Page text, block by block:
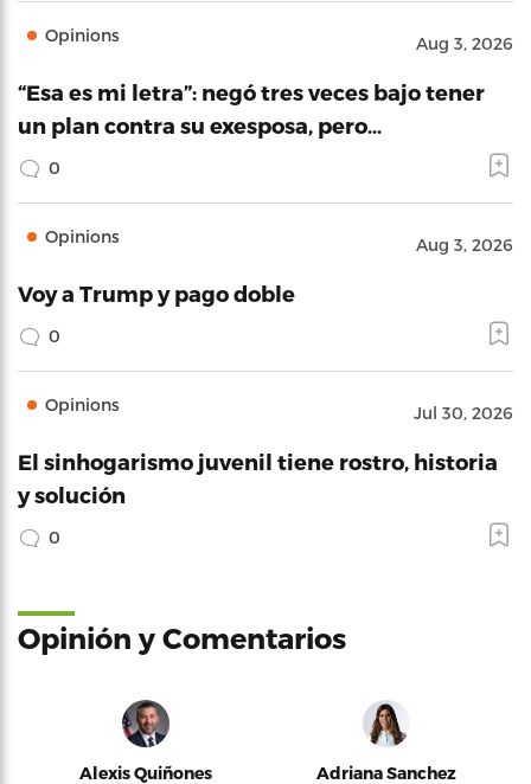
Opinions Aug 3, 2026
“Esa es mi letra”: negó tres veces bajo tener
un plan contra su exesposa, pero…
0
Opinions Aug 3, 2026
Voy a Trump y pago doble
0
Opinions Jul 30, 2026
El sinhogarismo juvenil tiene rostro, historia
y solución
0
Opinión y Comentarios
Alexis Quiñones Adriana Sanchez